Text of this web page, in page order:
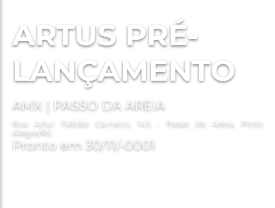
ARTUS PRÉ-
LANÇAMENTO
AMX | PASSO DA AREIA
Rua Artur Fabião Carneiro, 145 - Passo da Areia, Porto
Alegre/RS
Pronto em 30/11/-0001